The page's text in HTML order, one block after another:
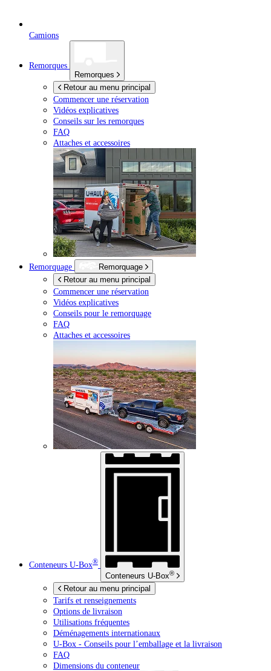
Camions
Remorques
Remorques
Retour au menu principal
Commencer une réservation
Vidéos explicatives
Conseils sur les remorques
FAQ
Attaches et accessoires
Remorquage
Remorquage
Retour au menu principal
Commencer une réservation
Vidéos explicatives
Conseils pour le remorquage
FAQ
Attaches et accessoires
Conteneurs U-Box®
Conteneurs U-Box®
Retour au menu principal
Tarifs et renseignements
Options de livraison
Utilisations fréquentes
Déménagements internationaux
U-Box - Conseils pour l’emballage et la livraison
FAQ
Dimensions du conteneur